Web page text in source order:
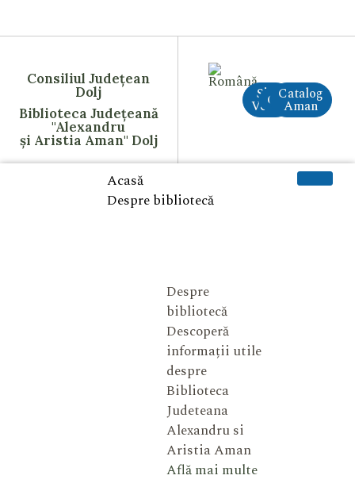
Consiliul Județean
Dolj
Biblioteca Județeană
"Alexandru
și Aristia Aman" Dolj
Site
VechiCreAI
Catalog
Aman
Acasă
Despre bibliotecă
Despre
bibliotecă
Descoperă
informații utile
despre
Biblioteca
Judeteana
Alexandru si
Aristia Aman
Află mai multe